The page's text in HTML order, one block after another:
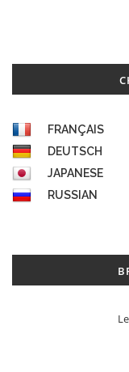
FRANÇAIS
DEUTSCH
JAPANESE
RUSSIAN